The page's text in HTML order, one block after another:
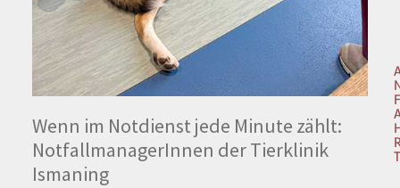
Wenn im Notdienst jede Minute zählt:
NotfallmanagerInnen der Tierklinik
Ismaning